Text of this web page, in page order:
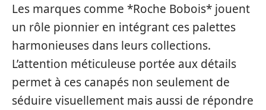
Les marques comme *Roche Bobois* jouent
un rôle pionnier en intégrant ces palettes
harmonieuses dans leurs collections.
L’attention méticuleuse portée aux détails
permet à ces canapés non seulement de
séduire visuellement mais aussi de répondre